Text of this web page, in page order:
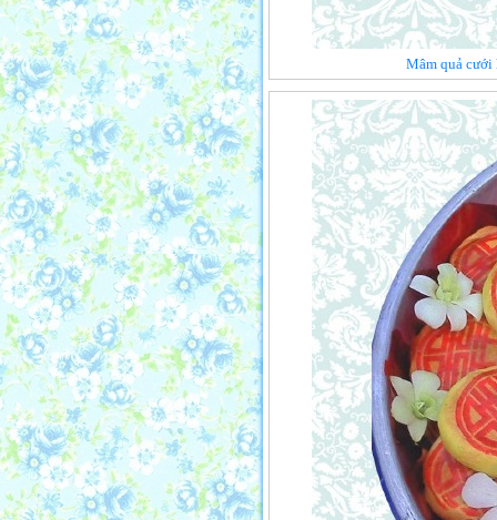
Mâm quả cưới